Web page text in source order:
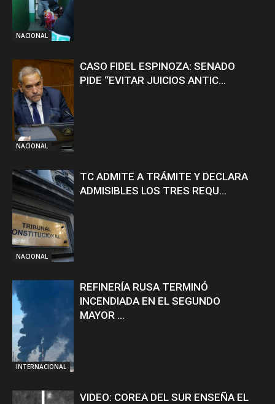
NACIONAL
NACIONAL
CASO FIDEL ESPINOZA: SENADO
PIDE “EVITAR JUICIOS ANTIC...
NACIONAL
TC ADMITE A TRÁMITE Y DECLARA
ADMISIBLES LOS TRES REQU...
INTERNACIONAL
REFINERÍA RUSA TERMINÓ
INCENDIADA EN EL SEGUNDO
MAYOR ...
VIDEO: COREA DEL SUR ENSEÑA EL